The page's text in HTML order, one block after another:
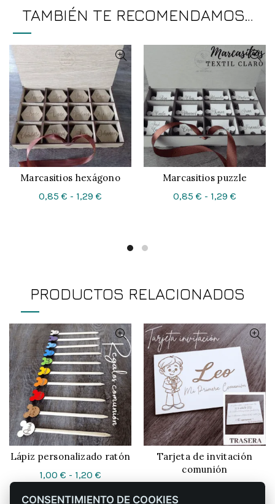
TAMBIÉN TE RECOMENDAMOS…
CONFIGURAR
Marcasitios hexágono
0,85 € - 1,29 €
1,29 €
CONFIGURAR
Marcasitios puzzle
0,85 € - 1,29 €
1,29 €
PRODUCTOS RELACIONADOS
CONFIGURAR
Lápiz personalizado ratón
1,00 € - 1,20 €
CONFIGURAR
Tarjeta de invitación
comunión
Rango
CONSENTIMIENTO DE COOKIES